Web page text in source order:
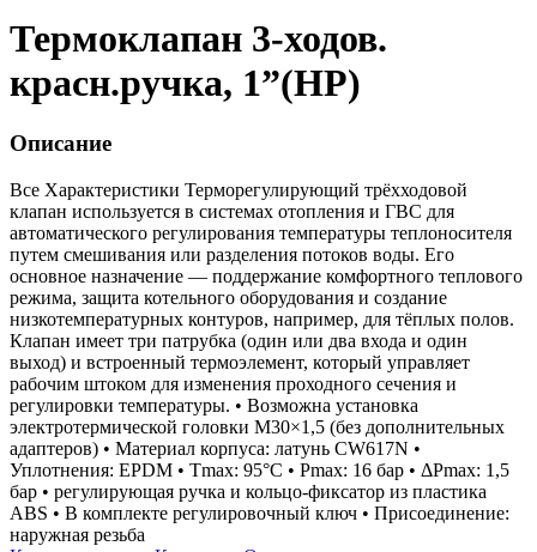
Термоклапан 3-ходов.
красн.ручка, 1”(НР)
Описание
Все Характеристики Терморегулирующий трёхходовой
клапан используется в системах отопления и ГВС для
автоматического регулирования температуры теплоносителя
путем смешивания или разделения потоков воды. Его
основное назначение — поддержание комфортного теплового
режима, защита котельного оборудования и создание
низкотемпературных контуров, например, для тёплых полов.
Клапан имеет три патрубка (один или два входа и один
выход) и встроенный термоэлемент, который управляет
рабочим штоком для изменения проходного сечения и
регулировки температуры. • Возможна установка
электротермической головки М30×1,5 (без дополнительных
адаптеров) • Материал корпуса: латунь CW617N •
Уплотнения: EPDM • Tmax: 95°C • Pmax: 16 бар • ΔPmax: 1,5
бар • регулирующая ручка и кольцо-фиксатор из пластика
ABS • В комплекте регулировочный ключ • Присоединение:
наружная резьба